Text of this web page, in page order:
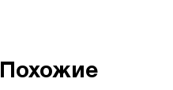
Похожие